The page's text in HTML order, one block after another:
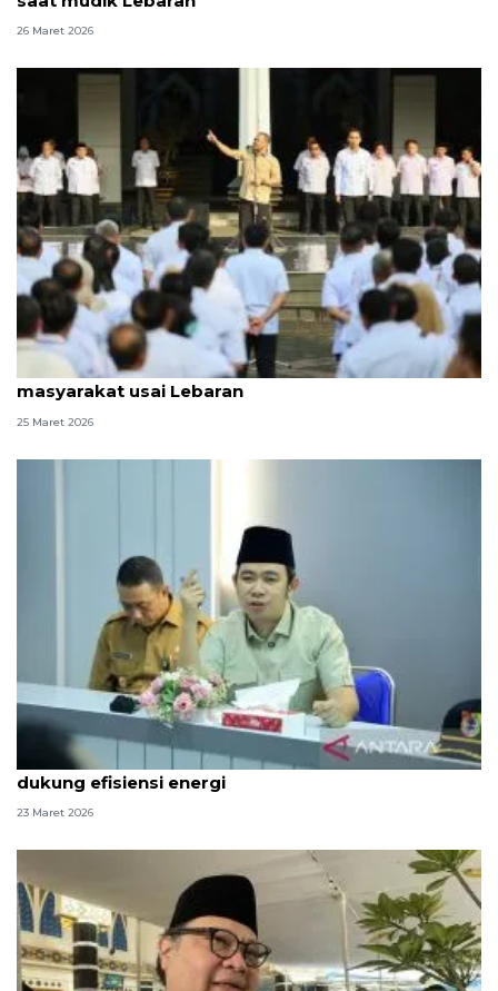
26 Maret 2026
Gubernur Jateng minta ASN jangan kendor layani
masyarakat usai Lebaran
25 Maret 2026
Bupati Jember siapkan skema WFH untuk ASN
dukung efisiensi energi
23 Maret 2026